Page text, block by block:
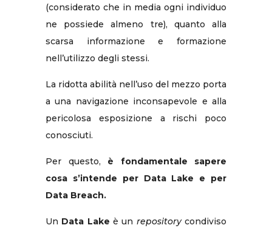
(considerato che in media ogni individuo
ne possiede almeno tre), quanto alla
scarsa informazione e formazione
nell’utilizzo degli stessi.
La ridotta abilità nell’uso del mezzo porta
a una navigazione inconsapevole e alla
pericolosa esposizione a rischi poco
conosciuti.
Per questo, è fondamentale sapere
cosa s’intende per Data Lake e per
Data Breach.
Un Data Lake è un repositorycondiviso